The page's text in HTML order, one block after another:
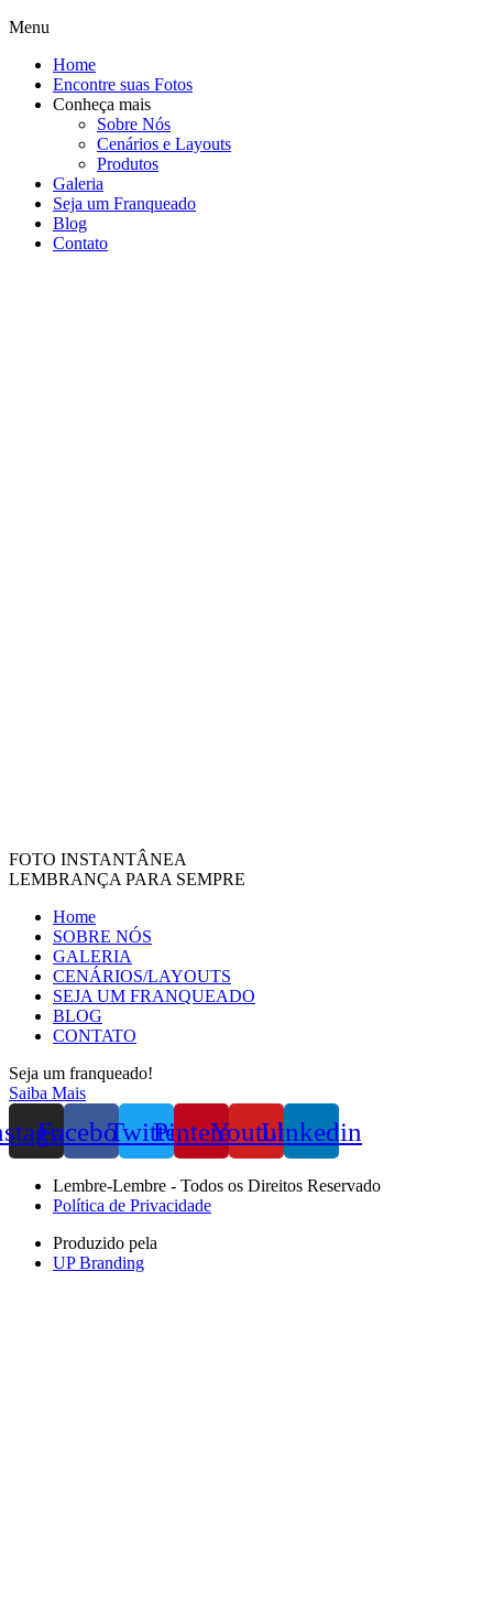
Menu
Home
Encontre suas Fotos
Conheça mais
Sobre Nós
Cenários e Layouts
Produtos
Galeria
Seja um Franqueado
Blog
Contato
FOTO INSTANTÂNEA
LEMBRANÇA PARA SEMPRE
Home
SOBRE NÓS
GALERIA
CENÁRIOS/LAYOUTS
SEJA UM FRANQUEADO
BLOG
CONTATO
Seja um franqueado!
Saiba Mais
FacebookTwitterPinterestYoutubeLinkedin
Lembre-Lembre - Todos os Direitos Reservado
Política de Privacidade
Produzido pela
UP Branding